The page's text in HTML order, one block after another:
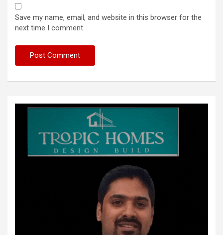
Save my name, email, and website in this browser for the
next time I comment.